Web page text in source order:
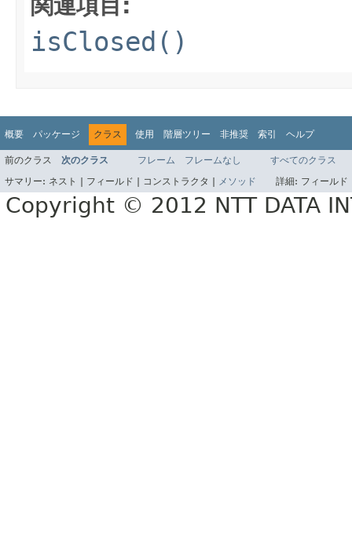
isClosed()
概要 パッケージ クラス 使用 階層ツリー 非推奨 索引 ヘルプ
前のクラス 次のクラス フレーム フレームなし
すべてのクラス
サマリー: ネスト | フィールド | コンストラクタ | メソッド 詳細: フィール
Copyright © 2012 NTT DATA